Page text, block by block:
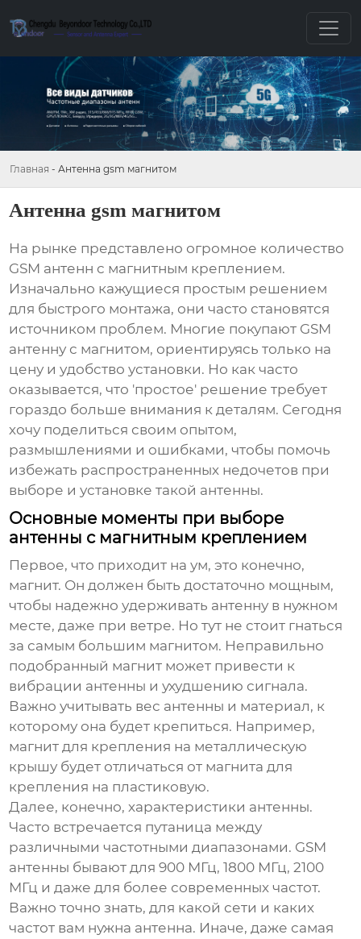
Главная - Антенна gsm магнитом
Антенна gsm магнитом
На рынке представлено огромное количество
GSM антенн с магнитным креплением.
Изначально кажущиеся простым решением
для быстрого монтажа, они часто становятся
источником проблем. Многие покупают GSM
антенну с магнитом, ориентируясь только на
цену и удобство установки. Но как часто
оказывается, что 'простое' решение требует
гораздо больше внимания к деталям. Сегодня
хочу поделиться своим опытом,
размышлениями и ошибками, чтобы помочь
избежать распространенных недочетов при
выборе и установке такой антенны.
Основные моменты при выборе
антенны с магнитным креплением
Первое, что приходит на ум, это конечно,
магнит. Он должен быть достаточно мощным,
чтобы надежно удерживать антенну в нужном
месте, даже при ветре. Но тут не стоит гнаться
за самым большим магнитом. Неправильно
подобранный магнит может привести к
вибрации антенны и ухудшению сигнала.
Важно учитывать вес антенны и материал, к
которому она будет крепиться. Например,
магнит для крепления на металлическую
крышу будет отличаться от магнита для
крепления на пластиковую.
Далее, конечно, характеристики антенны.
Часто встречается путаница между
различными частотными диапазонами. GSM
антенны бывают для 900 МГц, 1800 МГц, 2100
МГц и даже для более современных частот.
Важно точно знать, для какой сети и каких
частот вам нужна антенна. Иначе, даже самая